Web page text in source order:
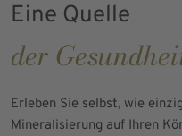
Eine Quelle
der
Erleben Sie selbst, wie
Mineralisierung auf Ihren